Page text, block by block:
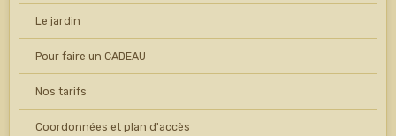
Le jardin
Pour faire un CADEAU
Nos tarifs
Coordonnées et plan d'accès